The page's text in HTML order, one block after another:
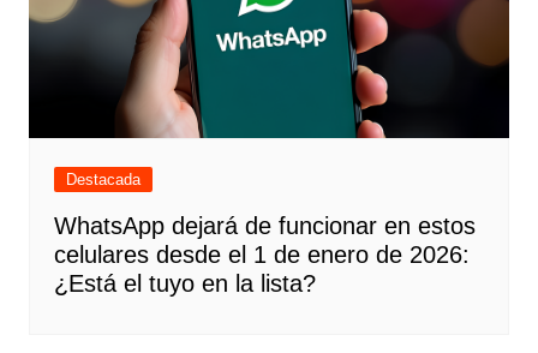
Destacada
WhatsApp dejará de funcionar en estos
celulares desde el 1 de enero de 2026:
¿Está el tuyo en la lista?